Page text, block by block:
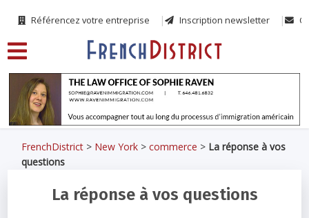
Référencez votre entreprise Inscription newsletter
FrenchDistrict > New York >commerce > La réponse à vos
questions
La réponse à vos questions